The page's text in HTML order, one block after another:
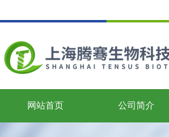
网站首页 公司简介